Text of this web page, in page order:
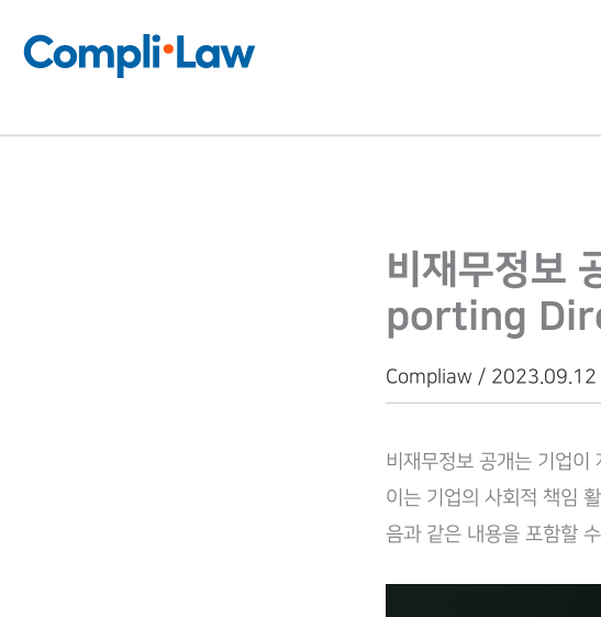
비재무정보
porting
Compliaw / 2023.09.12
비재무정보 공개는 기업이
이는 기업의 사회적 책임
음과 같은 내용을 포함할